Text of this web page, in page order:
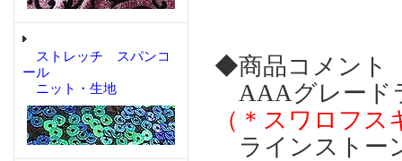
ストレッチ スパンコ
ール
ニット・生地
◆商品コメント
AAAグレー
（＊スワロフ
ラインストー